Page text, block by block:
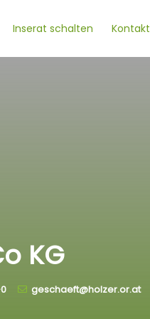
Inserat schalten Kontakt
KG
geschaeft@holzer.or.at